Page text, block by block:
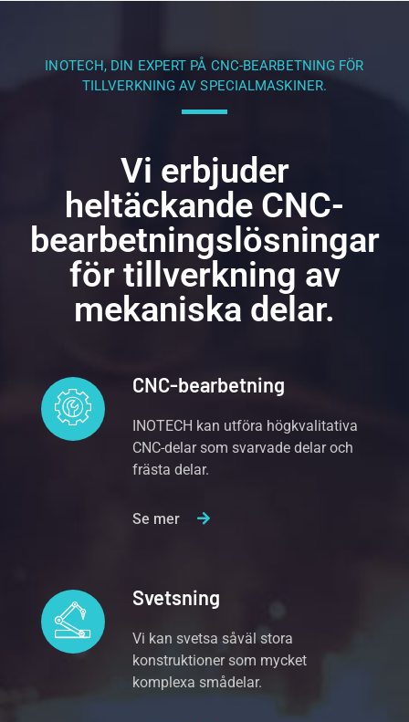
INOTECH, DIN EXPERT PÅ CNC-BEARBETNING FÖR
TILLVERKNING AV SPECIALMASKINER.
Vi erbjuder
heltäckande CNC-
bearbetningslösningar
för tillverkning av
mekaniska delar.
CNC-bearbetning
INOTECH kan utföra högkvalitativa
CNC-delar som svarvade delar och
frästa delar.
Se mer
Svetsning
Vi kan svetsa såväl stora
konstruktioner som mycket
komplexa smådelar.